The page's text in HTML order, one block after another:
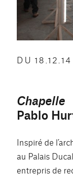
DU
Chapelle
Pablo
Inspiré de
au Palais
entrepris de